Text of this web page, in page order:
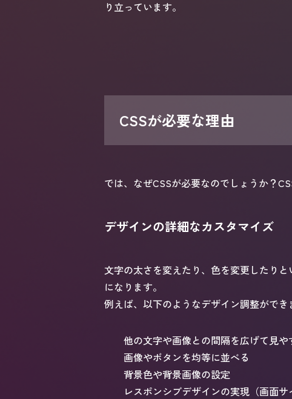
り立っています。
CSSが必要な理由
では、なぜCSSが必要なのでしょうか？
デザインの詳細なカスタマイズ
文字の太さを変えたり、色を変更したり
になります。
例えば、以下のようなデザイン調整ができ
他の文字や画像との間隔を広げて見や
画像やボタンを均等に並べる
背景色や背景画像の設定
レスポンシブデザインの実現（画面サ